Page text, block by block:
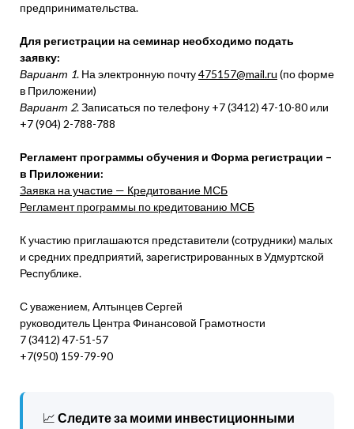
предпринимательства.
Для регистрации на семинар необходимо подать
заявку:
Вариант 1. На электронную почту475157@mail.ru (по форме
в Приложении)
Вариант 2. Записаться по телефону +7 (3412) 47-10-80 или
+7 (904) 2-788-788
Регламент программы обучения и Форма регистрации –
в Приложении:
Заявка на участие — Кредитование МСБ
Регламент программы по кредитованию МСБ
К участию приглашаются представители (сотрудники) малых
и средних предприятий, зарегистрированных в Удмуртской
Республике.
С уважением, Алтынцев Сергей
руководитель Центра Финансовой Грамотности
7 (3412) 47-51-57
+7(950) 159-79-90
📈 Следите за моими инвестиционными